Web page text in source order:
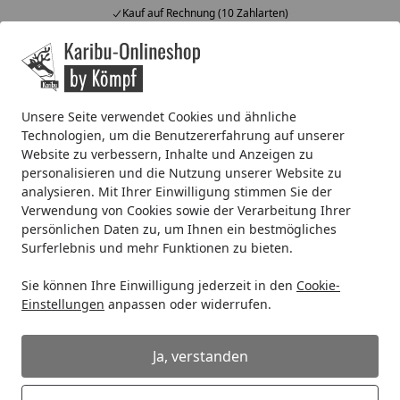
Unsere Seite verwendet Cookies und ähnliche
Technologien, um die Benutzererfahrung auf unserer
Website zu verbessern, Inhalte und Anzeigen zu
personalisieren und die Nutzung unserer Website zu
analysieren. Mit Ihrer Einwilligung stimmen Sie der
Verwendung von Cookies sowie der Verarbeitung Ihrer
persönlichen Daten zu, um Ihnen ein bestmögliches
Surferlebnis und mehr Funktionen zu bieten.
Sie können Ihre Einwilligung jederzeit in den Cookie-
Einstellungen anpassen oder widerrufen.
Ja, verstanden
Kauf auf Rechnung (10 Zahlarten)
Alle Produkte
Mein Konto
Startseite
Kunststoff Dachrinnenset für Wolff Finnhaus Gartenhaus
Kunststoff Dachrinnenset für Wolff
Finnhaus Gartenhaus Langeoog A